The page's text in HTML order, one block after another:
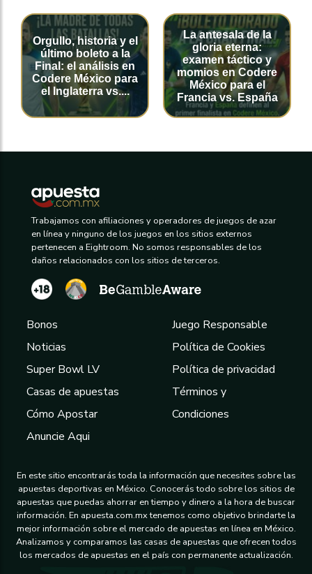
Orgullo, historia y el
último boleto a la
Final: el análisis en
Codere México para
el Inglaterra vs....
La antesala de la
gloria eterna:
examen táctico y
momios en Codere
México para el
Francia vs. España
Trabajamos con afiliaciones y operadores de juegos de azar
en línea y ninguno de los juegos en los sitios externos
pertenecen a Eightroom. No somos responsables de los
daños relacionados con los sitios de terceros.
Bonos
Noticias
Super Bowl LV
Casas de apuestas
Cómo Apostar
Anuncie Aqui
Juego Responsable
Política de Cookies
Política de privacidad
Términos y
Condiciones
En este sitio encontrarás toda la información que necesites sobre las
apuestas deportivas en México. Conocerás todo sobre los sitios de
apuestas que puedas ahorrar en tiempo y dinero a la hora de buscar
información. En apuesta.com.mx tenemos como objetivo brindarte la
mejor información sobre el mercado de apuestas en línea en México.
Analizamos y comparamos las casas de apuestas que ofrecen todos
los mercados de apuestas en el país con permanente actualización.